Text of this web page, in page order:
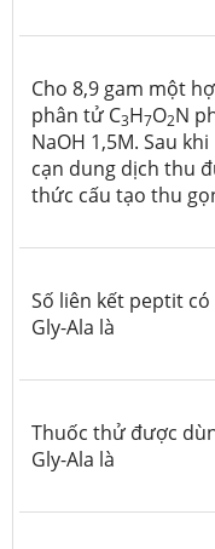
Cho 8,9 gam một
phân tử C3H7O2N
NaOH 1,5M. Sau
cạn dung dịch thu
thức cấu tạo thu
Số liên kết peptit
Gly-Ala là
Thuốc thử được
Gly-Ala là